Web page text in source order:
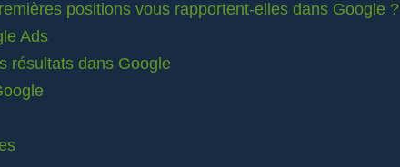
positions vous rapportent-elles dans Google ?
Ads
résultats dans Google